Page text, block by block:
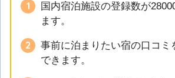
国内宿泊施設の登録数が
ます。
事前に泊まりたい宿の口コミ
できます。